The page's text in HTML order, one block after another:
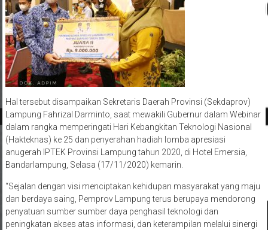
Hal tersebut disampaikan Sekretaris Daerah Provinsi (Sekdaprov)
Lampung Fahrizal Darminto, saat mewakili Gubernur dalam Webinar
dalam rangka memperingati Hari Kebangkitan Teknologi Nasional
(Hakteknas) ke 25 dan penyerahan hadiah lomba apresiasi
anugerah IPTEK Provinsi Lampung tahun 2020, di Hotel Emersia,
Bandarlampung, Selasa (17/11/2020) kemarin.
“Sejalan dengan visi menciptakan kehidupan masyarakat yang maju
dan berdaya saing, Pemprov Lampung terus berupaya mendorong
penyatuan sumber sumber daya penghasil teknologi dan
peningkatan akses atas informasi, dan keterampilan melalui sinergi